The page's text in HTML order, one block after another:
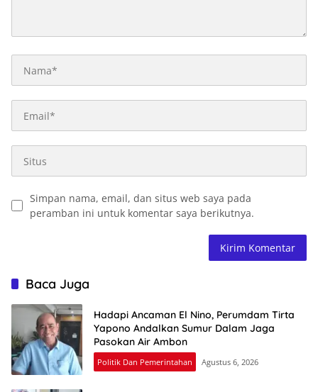
Simpan nama, email, dan situs web saya pada
peramban ini untuk komentar saya berikutnya.
Baca Juga
Hadapi Ancaman El Nino, Perumdam Tirta
Yapono Andalkan Sumur Dalam Jaga
Pasokan Air Ambon
Politik Dan Pemerintahan Agustus 6, 2026